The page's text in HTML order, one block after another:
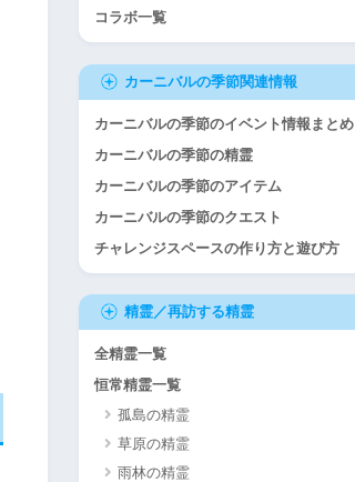
コラボ一覧
カーニバルの季節関連情報
カーニバルの季節のイベント情報まとめ
カーニバルの季節の精霊
カーニバルの季節のアイテム
カーニバルの季節のクエスト
チャレンジスペースの作り方と遊び方
精霊／再訪する精霊
全精霊一覧
恒常精霊一覧
孤島の精霊
草原の精霊
雨林の精霊